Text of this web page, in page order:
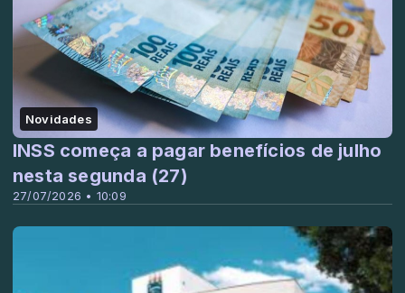
Novidades
27/07/2026 • 10:09
INSS começa a pagar benefícios de julho
nesta segunda (27)